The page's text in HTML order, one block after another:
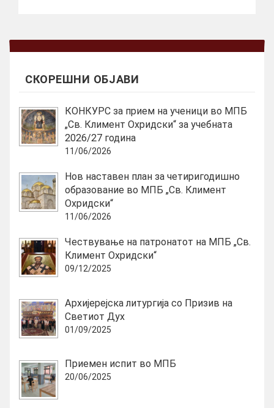
СКОРЕШНИ ОБЈАВИ
КОНКУРС за прием на ученици во МПБ
„Св. Климент Охридски“ за учебната
2026/27 година
11/06/2026
Нов наставен план за четиригодишно
образование во МПБ „Св. Климент
Охридски“
11/06/2026
Чествување на патронатот на МПБ „Св.
Климент Охридски“
09/12/2025
Архијерејска литургија со Призив на
Светиот Дух
01/09/2025
Приемен испит во МПБ
20/06/2025